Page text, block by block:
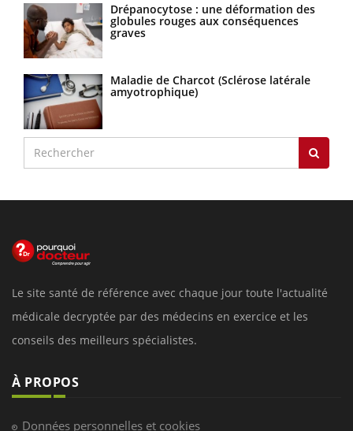
Drépanocytose : une déformation des
globules rouges aux conséquences
graves
Maladie de Charcot (Sclérose latérale
amyotrophique)
Le site santé de référence avec chaque jour toute l'actualité
médicale decryptée par des médecins en exercice et les
conseils des meilleurs spécialistes.
À PROPOS
Données personnelles et cookies